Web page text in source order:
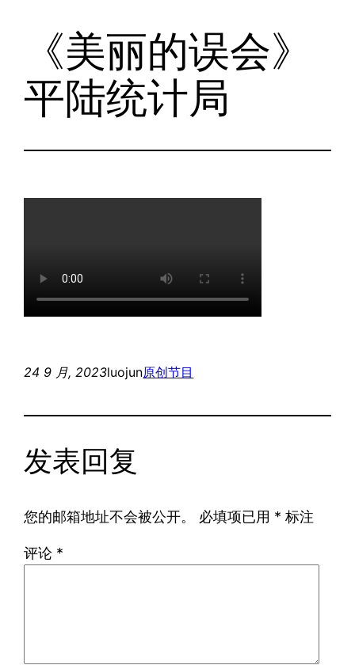
《美丽的误会》
平陆统计局
24 9 月, 2023luojun原创节目
发表回复
您的邮箱地址不会被公开。 必填项已用 * 标注
评论 *